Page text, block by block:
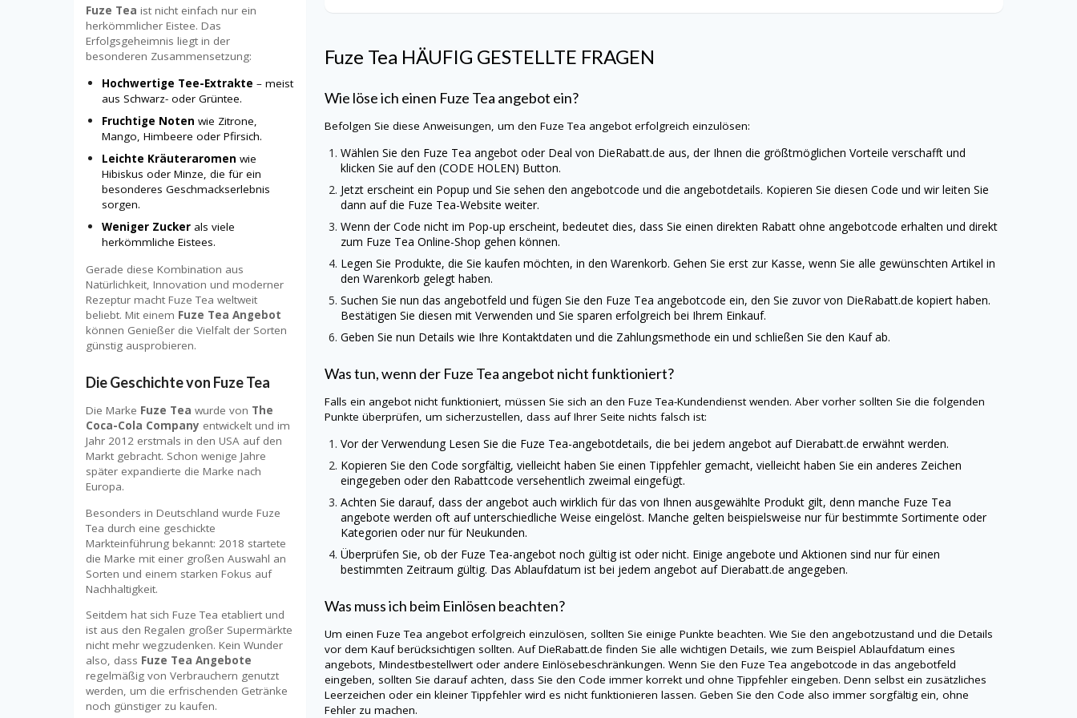
Fuze Tea HÄUFIG GESTELLTE FRAGEN
Wie löse ich einen Fuze Tea angebot ein?
Befolgen Sie diese Anweisungen, um den Fuze Tea angebot erfolgreich einzulösen:
Wählen Sie den Fuze Tea angebot oder Deal von DieRabatt.de aus, der Ihnen die größtmöglichen Vorteile verschafft und
klicken Sie auf den (CODE HOLEN) Button.
Jetzt erscheint ein Popup und Sie sehen den angebotcode und die angebotdetails. Kopieren Sie diesen Code und wir leiten Sie
dann auf die Fuze Tea-Website weiter.
Wenn der Code nicht im Pop-up erscheint, bedeutet dies, dass Sie einen direkten Rabatt ohne angebotcode erhalten und direkt
zum Fuze Tea Online-Shop gehen können.
Legen Sie Produkte, die Sie kaufen möchten, in den Warenkorb. Gehen Sie erst zur Kasse, wenn Sie alle gewünschten Artikel in
den Warenkorb gelegt haben.
Suchen Sie nun das angebotfeld und fügen Sie den Fuze Tea angebotcode ein, den Sie zuvor von DieRabatt.de kopiert haben.
Bestätigen Sie diesen mit Verwenden und Sie sparen erfolgreich bei Ihrem Einkauf.
Geben Sie nun Details wie Ihre Kontaktdaten und die Zahlungsmethode ein und schließen Sie den Kauf ab.
Was tun, wenn der Fuze Tea angebot nicht funktioniert?
Falls ein angebot nicht funktioniert, müssen Sie sich an den Fuze Tea-Kundendienst wenden. Aber vorher sollten Sie die folgenden
Punkte überprüfen, um sicherzustellen, dass auf Ihrer Seite nichts falsch ist:
Vor der Verwendung Lesen Sie die Fuze Tea-angebotdetails, die bei jedem angebot auf Dierabatt.de erwähnt werden.
Kopieren Sie den Code sorgfältig, vielleicht haben Sie einen Tippfehler gemacht, vielleicht haben Sie ein anderes Zeichen
eingegeben oder den Rabattcode versehentlich zweimal eingefügt.
Achten Sie darauf, dass der angebot auch wirklich für das von Ihnen ausgewählte Produkt gilt, denn manche Fuze Tea
angebote werden oft auf unterschiedliche Weise eingelöst. Manche gelten beispielsweise nur für bestimmte Sortimente oder
Kategorien oder nur für Neukunden.
Überprüfen Sie, ob der Fuze Tea-angebot noch gültig ist oder nicht. Einige angebote und Aktionen sind nur für einen
bestimmten Zeitraum gültig. Das Ablaufdatum ist bei jedem angebot auf Dierabatt.de angegeben.
Was muss ich beim Einlösen beachten?
Um einen Fuze Tea angebot erfolgreich einzulösen, sollten Sie einige Punkte beachten. Wie Sie den angebotzustand und die Details
vor dem Kauf berücksichtigen sollten. AufDieRabatt.de finden Sie alle wichtigen Details, wie zum Beispiel Ablaufdatum eines
angebots, Mindestbestellwert oder andere Einlösebeschränkungen. Wenn Sie den Fuze Tea angebotcode in das angebotfeld
eingeben, sollten Sie darauf achten, dass Sie den Code immer korrekt und ohne Tippfehler eingeben. Denn selbst ein zusätzliches
Leerzeichen oder ein kleiner Tippfehler wird es nicht funktionieren lassen. Geben Sie den Code also immer sorgfältig ein, ohne
Fehler zu machen.
Fuze Tea ist nicht einfach nur ein
herkömmlicher Eistee. Das
Erfolgsgeheimnis liegt in der
besonderen Zusammensetzung:
Hochwertige Tee-Extrakte – meist
aus Schwarz- oder Grüntee.
Fruchtige Noten wie Zitrone,
Mango, Himbeere oder Pfirsich.
Leichte Kräuteraromen wie
Hibiskus oder Minze, die für ein
besonderes Geschmackserlebnis
sorgen.
Weniger Zucker als viele
herkömmliche Eistees.
Gerade diese Kombination aus
Natürlichkeit, Innovation und moderner
Rezeptur macht Fuze Tea weltweit
beliebt. Mit einem Fuze Tea Angebot
können Genießer die Vielfalt der Sorten
günstig ausprobieren.
Die Geschichte von Fuze Tea
Die Marke Fuze Tea wurde von The
Coca-Cola Company entwickelt und im
Jahr 2012 erstmals in den USA auf den
Markt gebracht. Schon wenige Jahre
später expandierte die Marke nach
Europa.
Besonders in Deutschland wurde Fuze
Tea durch eine geschickte
Markteinführung bekannt: 2018 startete
die Marke mit einer großen Auswahl an
Sorten und einem starken Fokus auf
Nachhaltigkeit.
Seitdem hat sich Fuze Tea etabliert und
ist aus den Regalen großer Supermärkte
nicht mehr wegzudenken. Kein Wunder
also, dass Fuze Tea Angebote
regelmäßig von Verbrauchern genutzt
werden, um die erfrischenden Getränke
noch günstiger zu kaufen.